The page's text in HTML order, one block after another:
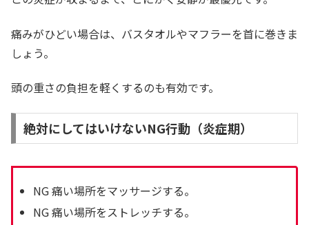
痛みがひどい場合は、バスタオルやマフラーを首に巻きま
しょう。
頭の重さの負担を軽くするのも有効です。
絶対にしてはいけないNG行動（炎症期）
NG 痛い場所をマッサージする。
NG 痛い場所をストレッチする。